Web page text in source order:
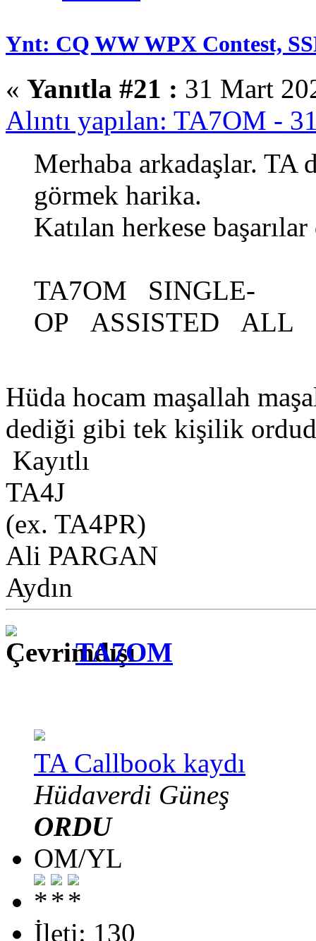
Ynt: CQ WW WPX Contest,
« Yanıtla #21 : 31 Mart
Alıntı yapılan: TA7OM -
Merhaba arkadaşlar. TA
görmek harika.
Katılan herkese
TA7OM SINGLE-
OP ASSISTED ALL
Hüda hocam maşallah
dediği gibi tek kişilik
Kayıtlı
TA4J
(ex. TA4PR)
Ali PARGAN
Aydın
TA7OM
TA Callbook kaydı
Hüdaverdi Güneş
ORDU
OM/YL
İleti: 130